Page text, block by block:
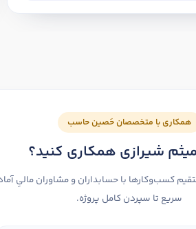
همکاری با متخصصان حَصین حاسب
میثم شیرازی همکاری کنید؟
کسب‌وکارها با حسابداران و مشاوران مالیِ
سریع تا سپردن کامل پروژه.